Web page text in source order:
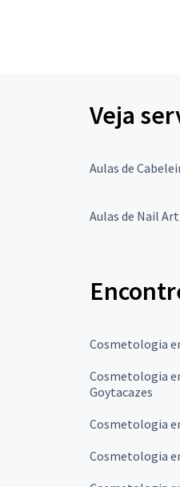
Veja
Aulas de
Aulas de Nail
Cosmetologia
Cosmetologia
Goytacazes
Cosmetologia
Cosmetologia